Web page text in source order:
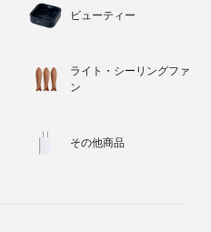
ビューティー
ライト・シーリングファ
ン
その他商品